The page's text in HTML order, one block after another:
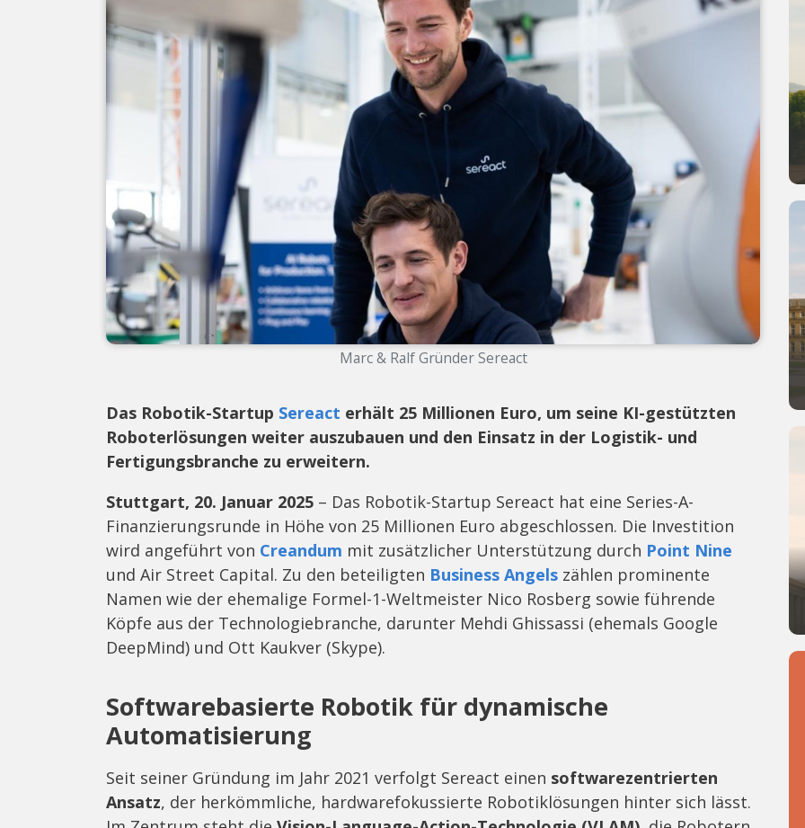
Marc & Ralf Gründer Sereact
Das Robotik-Startup Sereact erhält 25 Millionen Euro, um seine KI-gestützten
Roboterlösungen weiter auszubauen und den Einsatz in der Logistik- und
Fertigungsbranche zu erweitern.
Stuttgart, 20. Januar 2025 – Das Robotik-Startup Sereact hat eine Series-A-
Finanzierungsrunde in Höhe von 25 Millionen Euro abgeschlossen. Die Investition
wird angeführt von Creandum mit zusätzlicher Unterstützung durch Point Nine
und Air Street Capital. Zu den beteiligten Business Angels zählen prominente
Namen wie der ehemalige Formel-1-Weltmeister Nico Rosberg sowie führende
Köpfe aus der Technologiebranche, darunter Mehdi Ghissassi (ehemals Google
DeepMind) und Ott Kaukver (Skype).
Softwarebasierte Robotik für dynamische
Automatisierung
Seit seiner Gründung im Jahr 2021 verfolgt Sereact einen softwarezentrierten
Ansatz, der herkömmliche, hardwarefokussierte Robotiklösungen hinter sich lässt.